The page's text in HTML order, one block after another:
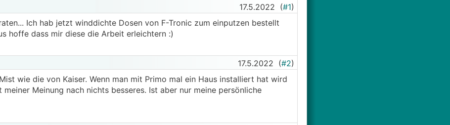
17.5.2022 (#1)
Ich hab jetzt winddichte Dosen von F-Tronic zum einputzen bestellt
hoffe dass mir diese die Arbeit erleichtern :)
17.5.2022 (#2)
wie die von Kaiser. Wenn man mit Primo mal ein Haus installiert hat wird
meiner Meinung nach nichts besseres. Ist aber nur meine persönliche